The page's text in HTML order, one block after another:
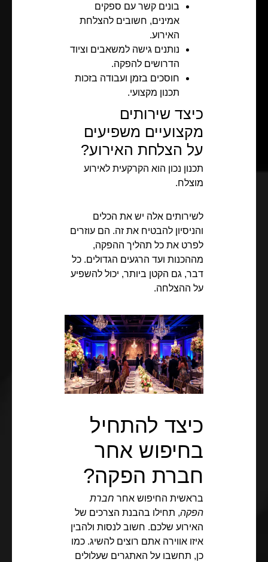
בונים קשר עם ספקים
אמינים, חשובים להצלחת
האירוע.
נותנים גישה למשאבים וציוד
הדרושים להפקה.
חוסכים בזמן ועבודה בזכות
תכנון מקצועי.
כיצד שירותים
מקצועיים משפיעים
על הצלחת האירוע?
תכנון נכון הוא הקרקעית לאירוע
מוצלח.
לשירותים אלה יש את הכלים
והניסיון להבטיח את זה. הם עוזרים
לפרט את כל תהליך ההפקה,
מההכנות ועד הרגעים הגדולים. כל
דבר, גם הקטן ביותר, יכול להשפיע
על ההצלחה.
כיצד להתחיל
בחיפוש אחר
חברת הפקה?
בראשית החיפוש אחר חברת
הפקה, תחילו בהבנת הצרכים של
האירוע שלכם. חשוב לנסות ולהבין
איזו אווירה אתם רוצים להשיג. כמו
כן, תחשבו על האתגרים שעלולים